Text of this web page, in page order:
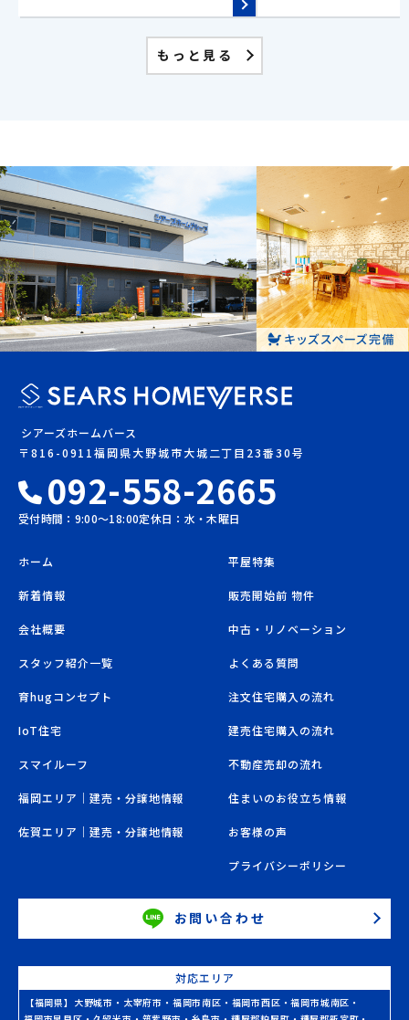
もっと見る
シアーズホームバース
〒816-0911福岡県大野城市大城二丁目23番30号
092-558-2665
受付時間：9:00〜18:00定休日：水・木曜日
ホーム
新着情報
会社概要
スタッフ紹介一覧
育hugコンセプト
IoT住宅
スマイルーフ
福岡エリア｜建売・分譲地情報
佐賀エリア｜建売・分譲地情報
平屋特集
販売開始前 物件
中古・リノベーション
よくある質問
注文住宅購入の流れ
建売住宅購入の流れ
不動産売却の流れ
住まいのお役立ち情報
お客様の声
プライバシーポリシー
お問い合わせ
対応エリア
【福岡県】 大野城市 ・ 太宰府市 ・ 福岡市南区 ・ 福岡市西区 ・福岡市城南区 ・